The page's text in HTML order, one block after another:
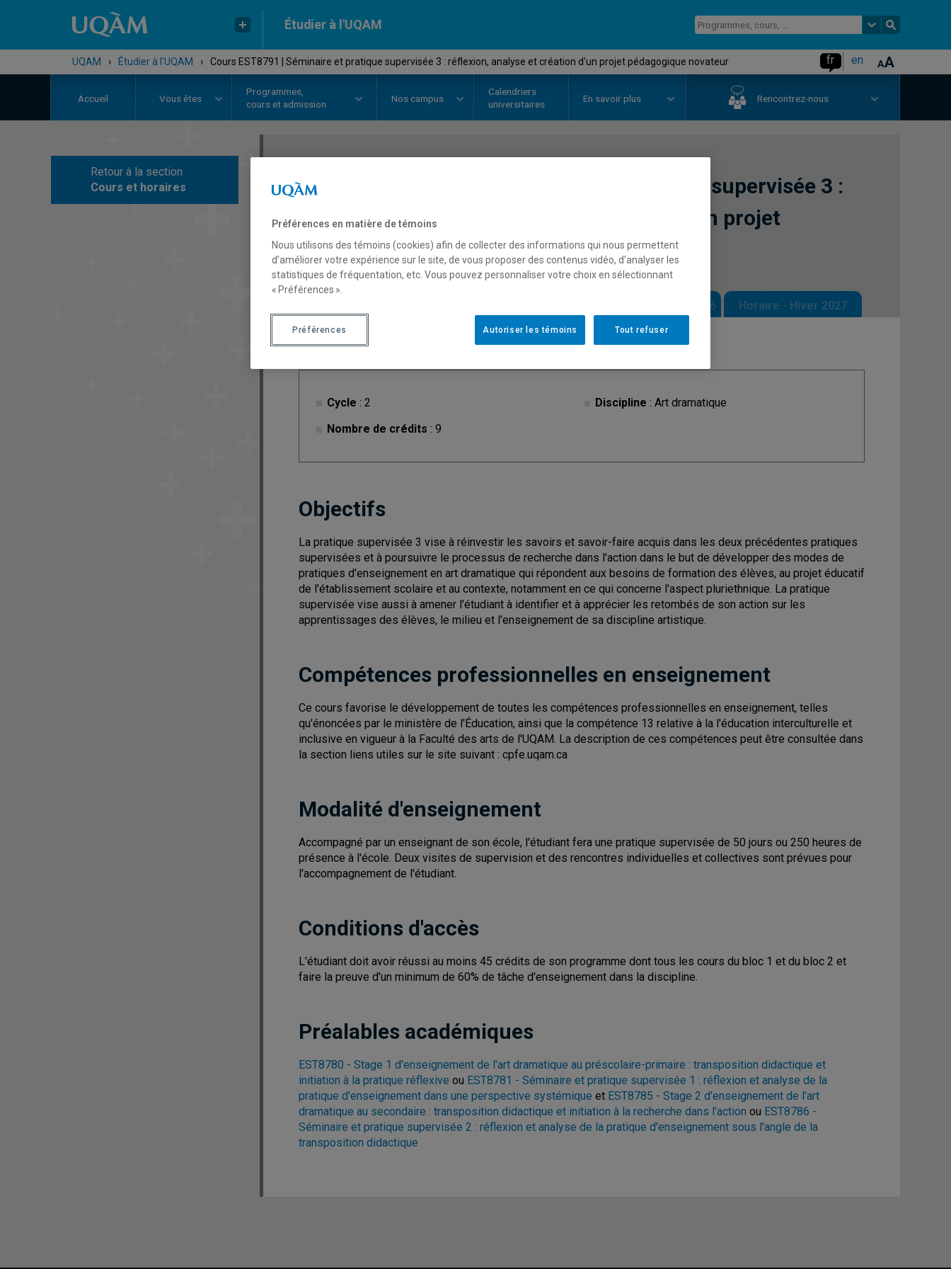
Étudier à l'UQAM
UQAM › Étudier à l'UQAM › Cours EST8791 | Séminaire et pratique supervisée 3 : réflexion, analyse et création d'un projet pédagogique novateur fr en
Accueil Vous êtes
Programmes,
cours et admission
Nos campus
Calendriers
universitaires
En savoir plus Rencontrez-nous
Retour à la section
Cours et horaires
COURS
Séminaire et pratique supervisée 3 :
réflexion, analyse et création d'un projet
pédagogique novateur
Horaire - Automne 2026 Horaire - Hiver 2027
Cycle : 2
Nombre de crédits : 9
Discipline : Art dramatique
Objectifs
La pratique supervisée 3 vise à réinvestir les savoirs et savoir-faire acquis dans les deux précédentes pratiques
supervisées et à poursuivre le processus de recherche dans l'action dans le but de développer des modes de
pratiques d'enseignement en art dramatique qui répondent aux besoins de formation des élèves, au projet éducatif
de l'établissement scolaire et au contexte, notamment en ce qui concerne l'aspect pluriethnique. La pratique
supervisée vise aussi à amener l'étudiant à identifier et à apprécier les retombés de son action sur les
apprentissages des élèves, le milieu et l'enseignement de sa discipline artistique.
Compétences professionnelles en enseignement
Ce cours favorise le développement de toutes les compétences professionnelles en enseignement, telles
qu'énoncées par le ministère de l'Éducation, ainsi que la compétence 13 relative à la l'éducation interculturelle et
inclusive en vigueur à la Faculté des arts de l'UQAM. La description de ces compétences peut être consultée dans
la section liens utiles sur le site suivant : cpfe.uqam.ca
Modalité d'enseignement
Accompagné par un enseignant de son école, l'étudiant fera une pratique supervisée de 50 jours ou 250 heures de
présence à l'école. Deux visites de supervision et des rencontres individuelles et collectives sont prévues pour
l'accompagnement de l'étudiant.
Conditions d'accès
L'étudiant doit avoir réussi au moins 45 crédits de son programme dont tous les cours du bloc 1 et du bloc 2 et
faire la preuve d'un minimum de 60% de tâche d'enseignement dans la discipline.
Préalables académiques
EST8780 - Stage 1 d'enseignement de l'art dramatique au préscolaire-primaire : transposition didactique et
initiation à la pratique réflexive ou EST8781 - Séminaire et pratique supervisée 1 : réflexion et analyse de la
pratique d'enseignement dans une perspective systémique et EST8785 - Stage 2 d'enseignement de l'art
dramatique au secondaire : transposition didactique et initiation à la recherche dans l'action ou EST8786 -
Séminaire et pratique supervisée 2 : réflexion et analyse de la pratique d'enseignement sous l'angle de la
transposition didactique
Préférences en matière de témoins
Nous utilisons des témoins (cookies) afin de collecter des informations qui nous permettent
d’améliorer votre expérience sur le site, de vous proposer des contenus vidéo, d’analyser les
statistiques de fréquentation, etc. Vous pouvez personnaliser votre choix en sélectionnant
« Préférences ».
Tout refuser
Autoriser les témoins
Préférences